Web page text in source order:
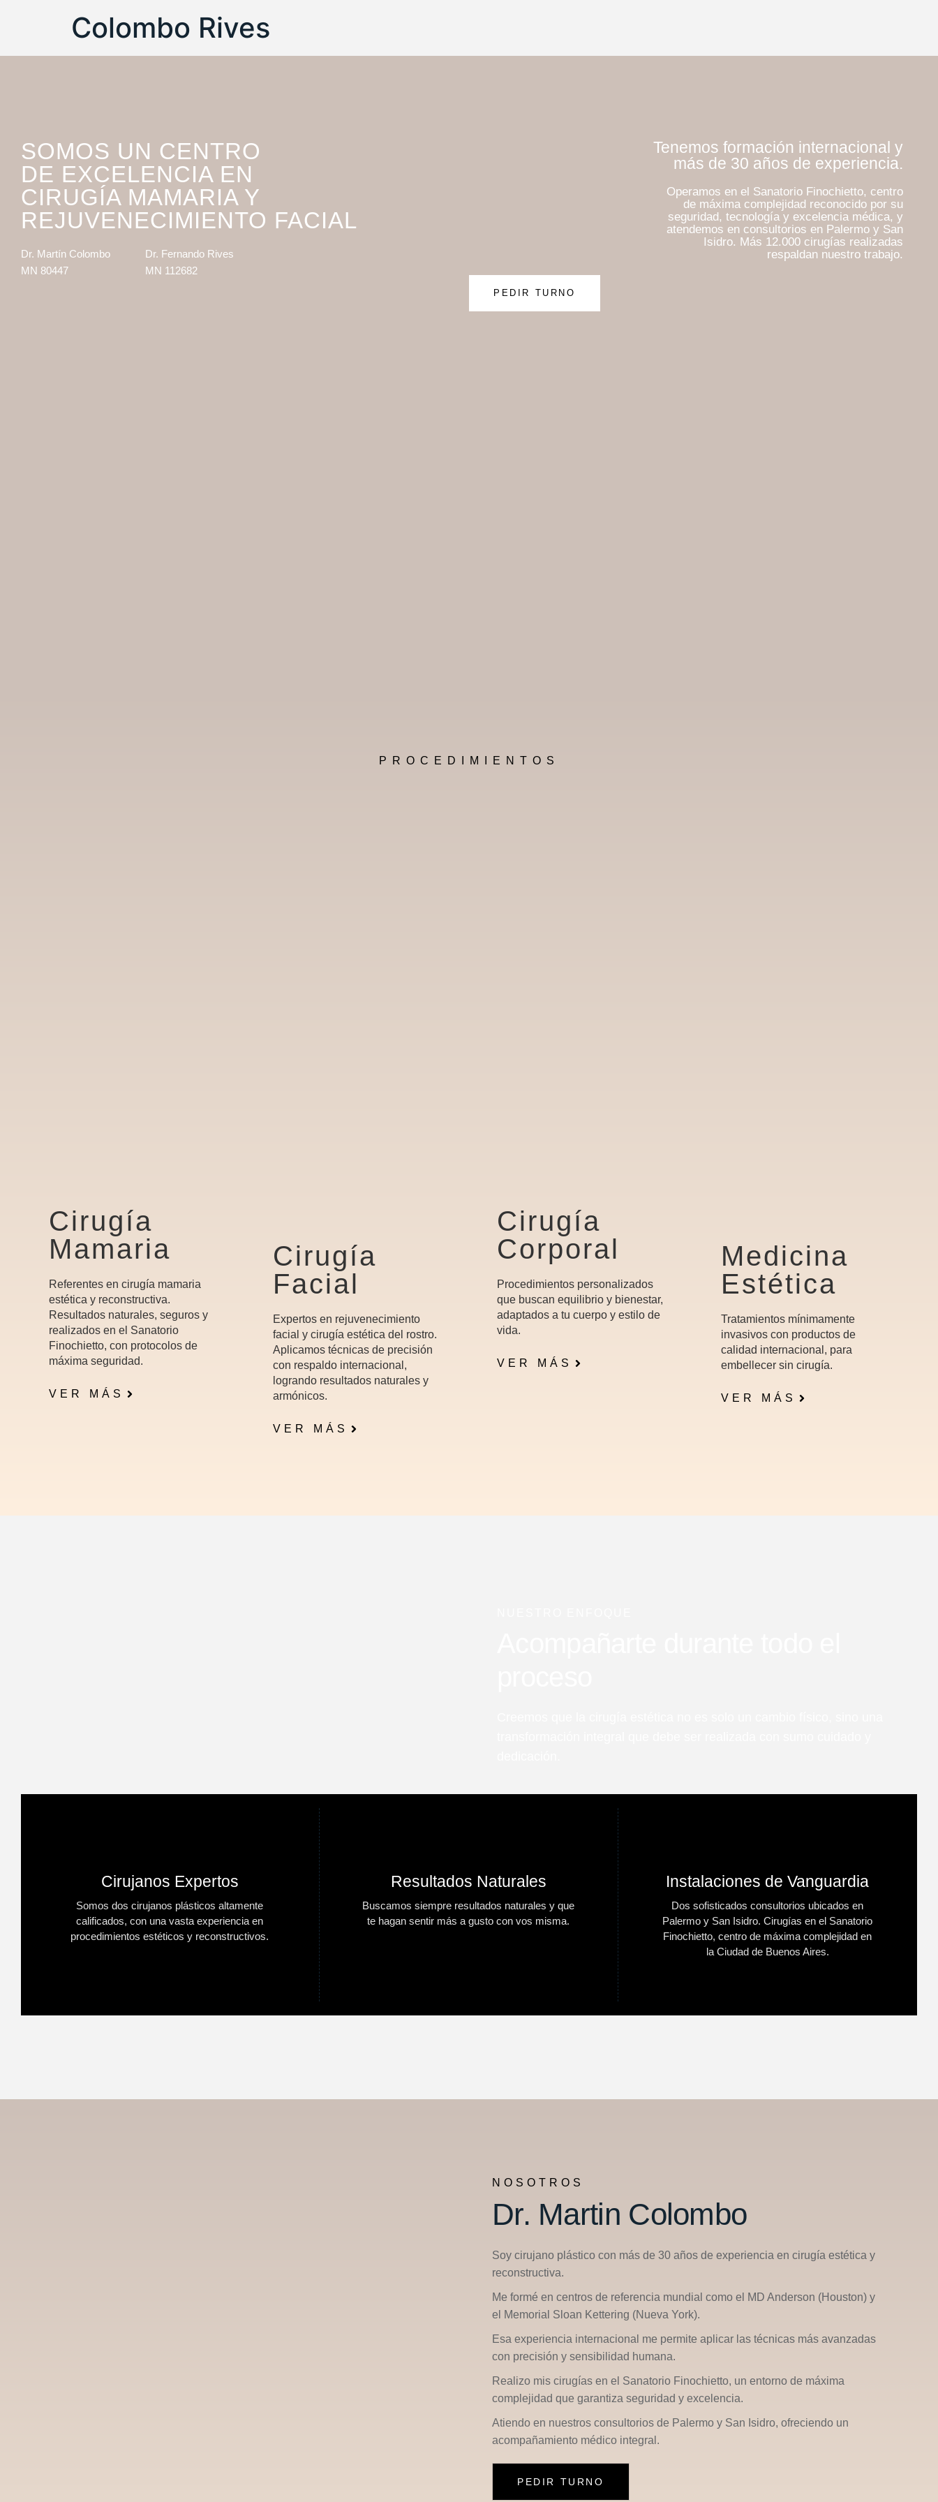
Colombo Rives
SOMOS UN CENTRO
DE EXCELENCIA EN
CIRUGÍA MAMARIA Y
REJUVENECIMIENTO FACIAL
Dr. Martín Colombo
MN 80447
Dr. Fernando Rives
MN 112682
Tenemos formación internacional y
más de 30 años de experiencia.
Operamos en el Sanatorio Finochietto, centro
de máxima complejidad reconocido por su
seguridad, tecnología y excelencia médica, y
atendemos en consultorios en Palermo y San
Isidro. Más 12.000 cirugías realizadas
respaldan nuestro trabajo.
PEDIR TURNO
PROCEDIMIENTOS
Cirugía
Mamaria
Referentes en cirugía mamaria
estética y reconstructiva.
Resultados naturales, seguros y
realizados en el Sanatorio
Finochietto, con protocolos de
máxima seguridad.
VER MÁS
Cirugía
Facial
Expertos en rejuvenecimiento
facial y cirugía estética del rostro.
Aplicamos técnicas de precisión
con respaldo internacional,
logrando resultados naturales y
armónicos.
VER MÁS
Cirugía
Corporal
Procedimientos personalizados
que buscan equilibrio y bienestar,
adaptados a tu cuerpo y estilo de
vida.
VER MÁS
Medicina
Estética
Tratamientos mínimamente
invasivos con productos de
calidad internacional, para
embellecer sin cirugía.
VER MÁS
Cirujanos Expertos
Somos dos cirujanos plásticos altamente
calificados, con una vasta experiencia en
procedimientos estéticos y reconstructivos.
Resultados Naturales
Buscamos siempre resultados naturales y que
te hagan sentir más a gusto con vos misma.
Instalaciones de Vanguardia
Dos sofisticados consultorios ubicados en
Palermo y San Isidro. Cirugías en el Sanatorio
Finochietto, centro de máxima complejidad en
la Ciudad de Buenos Aires.
NOSOTROS
Dr. Martin Colombo
Soy cirujano plástico con más de 30 años de experiencia en cirugía estética y
reconstructiva.
Me formé en centros de referencia mundial como el MD Anderson (Houston)y
el
Memorial Sloan Kettering (Nueva York).
Esa experiencia internacional me permite aplicar las técnicas más avanzadas
con precisión y sensibilidad humana.
Realizo mis cirugías en el Sanatorio Finochietto, un entorno de máxima
complejidad que garantiza seguridad y excelencia.
Atiendo en nuestros consultorios de Palermoy San Isidro, ofreciendo un
acompañamiento médico integral.
PEDIR TURNO